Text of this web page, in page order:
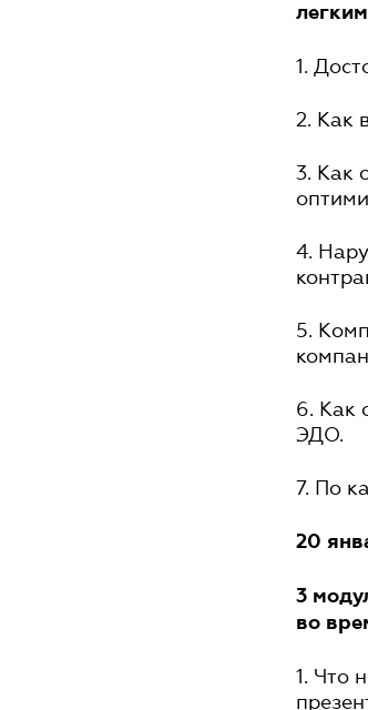
1.
2. Как
3. Как
4.
5.
6. Как
ЭДО.
7. По
20
3
во
1. Что